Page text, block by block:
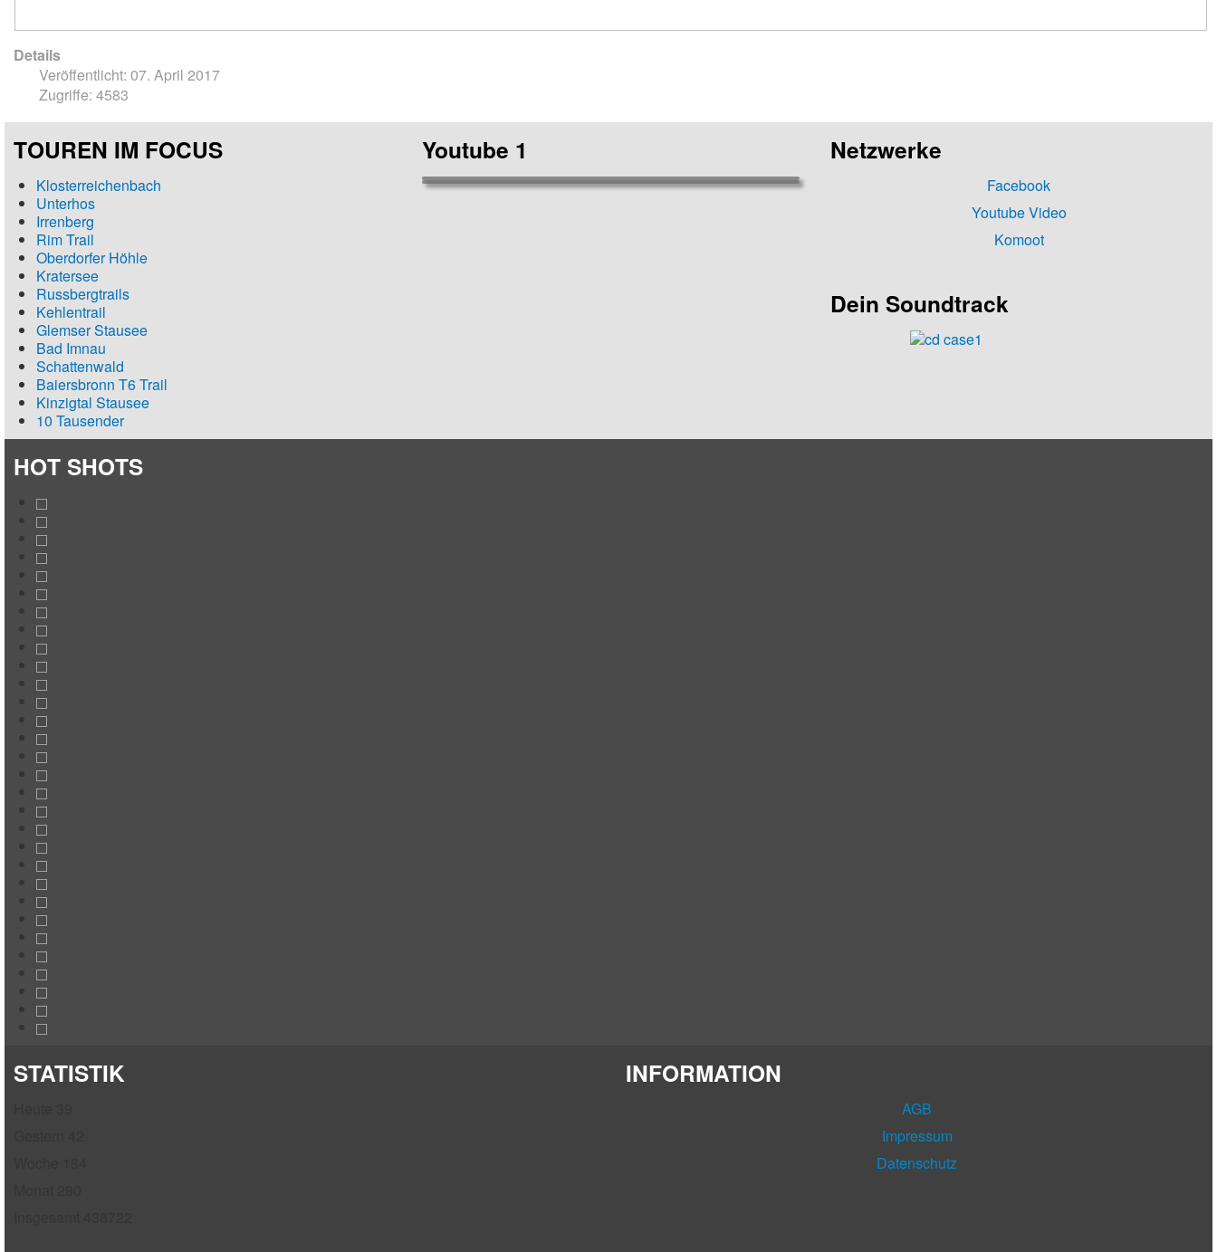
Details
Veröffentlicht: 07. April 2017
Zugriffe: 4583
TOUREN IM FOCUS
Klosterreichenbach
Unterhos
Irrenberg
Rim Trail
Oberdorfer Höhle
Kratersee
Russbergtrails
Kehlentrail
Glemser Stausee
Bad Imnau
Schattenwald
Baiersbronn T6 Trail
Kinzigtal Stausee
10 Tausender
Youtube 1 Netzwerke
Facebook
Youtube Video
Komoot
Dein Soundtrack
HOT SHOTS
STATISTIK INFORMATION
AGB
Impressum
Datenschutz